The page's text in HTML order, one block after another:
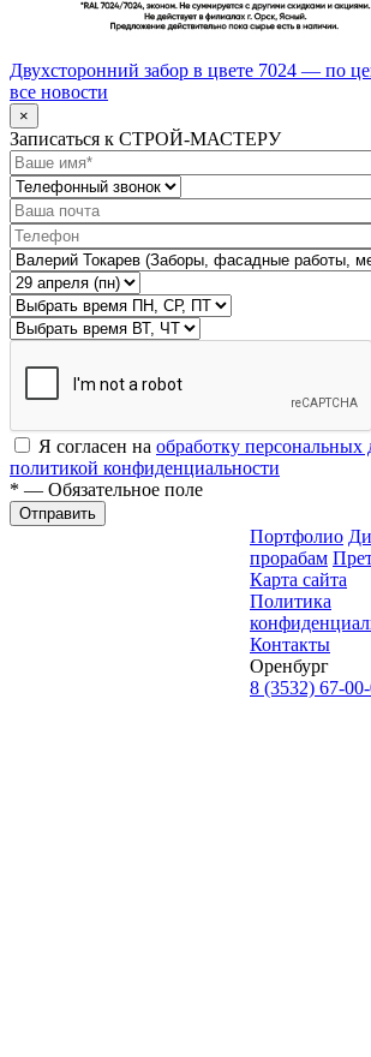
Двухсторонний забор в цвете 7024 — по
все новости
×
Записаться к СТРОЙ-МАСТЕРУ
Я согласен на обработку персональных
политикой конфиденциальности
* — Обязательное поле
Отправить
Портфолио
прорабам
Карта сайта
Политика
Контакты
Оренбург
8 (3532) 67-